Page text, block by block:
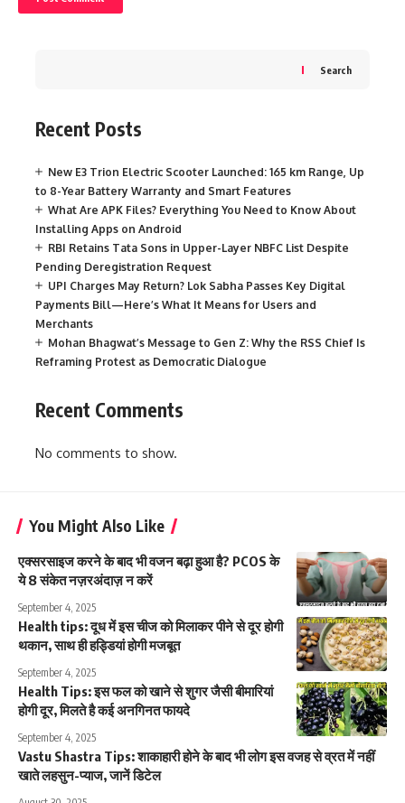
Search
Recent Posts
New E3 Trion Electric Scooter Launched: 165 km Range, Up
to 8-Year Battery Warranty and Smart Features
What Are APK Files? Everything You Need to Know About
Installing Apps on Android
RBI Retains Tata Sons in Upper-Layer NBFC List Despite
Pending Deregistration Request
UPI Charges May Return? Lok Sabha Passes Key Digital
Payments Bill—Here’s What It Means for Users and
Merchants
Mohan Bhagwat’s Message to Gen Z: Why the RSS Chief Is
Reframing Protest as Democratic Dialogue
Recent Comments
No comments to show.
You Might Also Like
एक्सरसाइज करने के बाद भी वजन बढ़ा हुआ है? PCOS के
ये 8 संकेत नज़रअंदाज़ न करें
September 4, 2025
Health tips: दूध में इस चीज को मिलाकर पीने से दूर होगी
थकान, साथ ही हड्डियां होगी मजबूत
September 4, 2025
Health Tips: इस फल को खाने से शुगर जैसी बीमारियां
होगी दूर, मिलते है कई अनगिनत फायदे
September 4, 2025
Vastu Shastra Tips: शाकाहारी होने के बाद भी लोग इस वजह से व्रत में नहीं
खाते लहसुन-प्याज, जानें डिटेल